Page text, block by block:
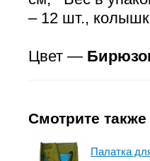
– 12 шт.,
Цвет —
Смотрите также
Палатка